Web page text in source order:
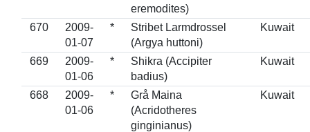
eremodites)
670
2009-
01-07
*
Stribet Larmdrossel
(Argya huttoni)
Kuwait
669
2009-
01-06
*
Shikra (Accipiter
badius)
Kuwait
668
2009-
01-06
*
Grå Maina
(Acridotheres
ginginianus)
Kuwait